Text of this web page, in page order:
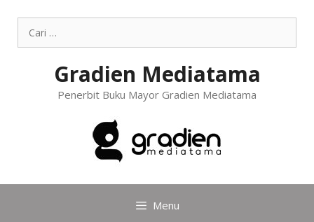
Gradien Mediatama
Penerbit Buku Mayor Gradien Mediatama
Menu